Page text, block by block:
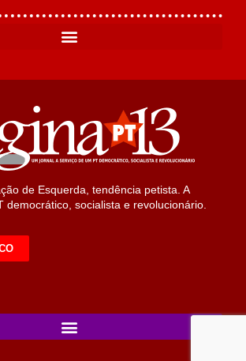
de Esquerda, tendência petista. A
democrático, socialista e revolucionário.